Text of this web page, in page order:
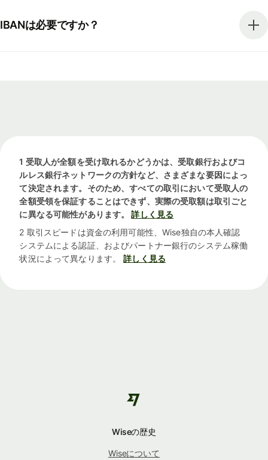
IBANは必要ですか？
1 受取人が全額を受け取れるかどうかは、受取銀行およびコ
ルレス銀行ネットワークの方針など、さまざまな要因によっ
て決定されます。そのため、すべての取引において受取人の
全額受領を保証することはできず、実際の受取額は取引ごと
に異なる可能性があります。
詳しく見る
2 取引スピードは資金の利用可能性、Wise独自の本人確認
システムによる認証、およびパートナー銀行のシステム稼働
状況によって異なります。
詳しく見る
Wiseの歴史
Wiseについて